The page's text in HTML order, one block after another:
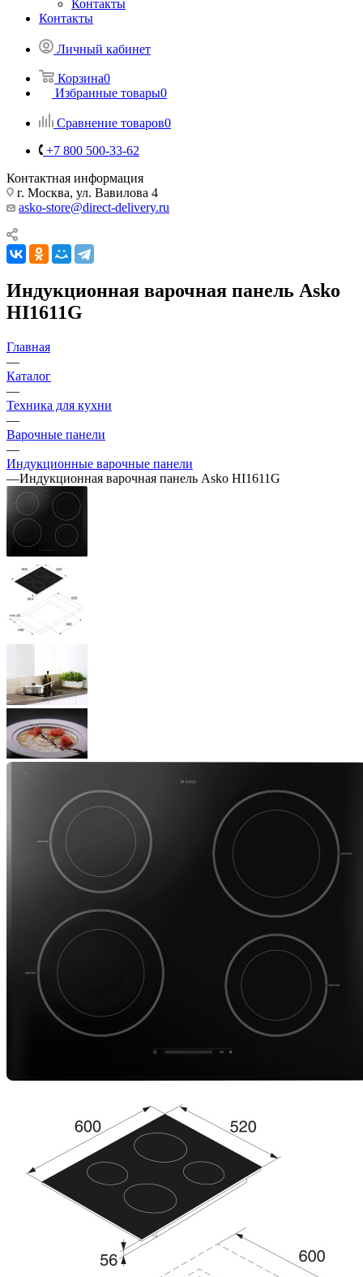
Контакты
Контакты
Личный кабинет
Корзина0
Избранные товары0
Сравнение товаров0
+7 800 500-33-62
Контактная информация
г. Москва, ул. Вавилова 4
asko-store@direct-delivery.ru
Индукционная варочная панель Asko
HI1611G
Главная
—
Каталог
—
Техника для кухни
—
Варочные панели
—
Индукционные варочные панели
—Индукционная варочная панель Asko HI1611G